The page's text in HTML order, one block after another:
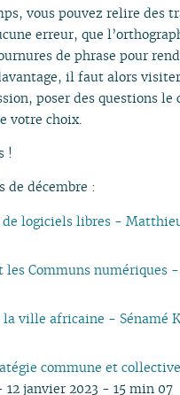
vous pouvez relire des
erreur, que
de phrase pour
il faut alors
poser des questions le
votre choix.
!
de décembre :
de logiciels libres -
Communs numériques
ville africaine - Sénamé
commune et
12 janvier 2023 - 15 min 07